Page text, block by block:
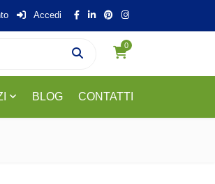
Accedi
0
BLOG CONTATTI